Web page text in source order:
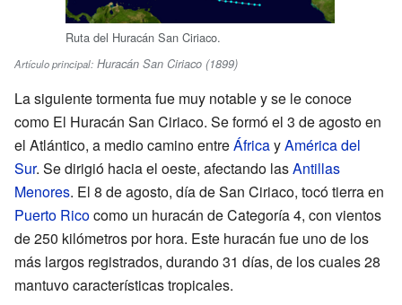
Ruta del Huracán San Ciriaco.
Artículo principal: Huracán San Ciriaco (1899)
La siguiente tormenta fue muy notable y se le conoce
como El Huracán San Ciriaco. Se formó el 3 de agosto en
el Atlántico, a medio camino entreÁfricayAmérica del
Sur. Se dirigió hacia el oeste, afectando lasAntillas
Menores. El 8 de agosto, día de San Ciriaco, tocó tierra en
Puerto Ricocomo un huracán de Categoría 4, con vientos
de 250 kilómetros por hora. Este huracán fue uno de los
más largos registrados, durando 31 días, de los cuales 28
mantuvo características tropicales.